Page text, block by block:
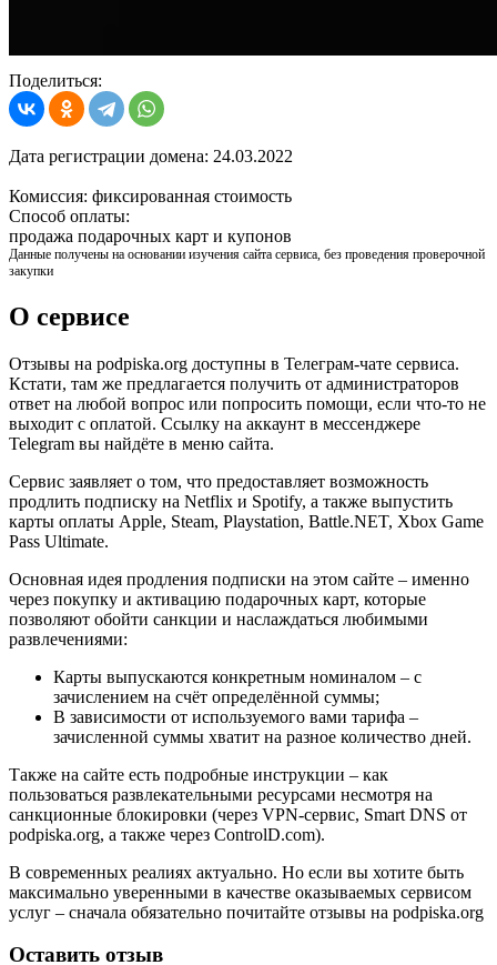
Поделиться:
Дата регистрации домена: 24.03.2022
Комиссия: фиксированная стоимость
Способ оплаты:
продажа подарочных карт и купонов
Данные получены на основании изучения сайта сервиса, без проведения проверочной
закупки
О сервисе
Отзывы на podpiska.org доступны в Телеграм-чате сервиса.
Кстати, там же предлагается получить от администраторов
ответ на любой вопрос или попросить помощи, если что-то не
выходит с оплатой. Ссылку на аккаунт в мессенджере
Telegram вы найдёте в меню сайта.
Сервис заявляет о том, что предоставляет возможность
продлить подписку на Netflix и Spotify, а также выпустить
карты оплаты Apple, Steam, Playstation, Battle.NET, Xbox Game
Pass Ultimate.
Основная идея продления подписки на этом сайте – именно
через покупку и активацию подарочных карт, которые
позволяют обойти санкции и наслаждаться любимыми
развлечениями:
Карты выпускаются конкретным номиналом – с
зачислением на счёт определённой суммы;
В зависимости от используемого вами тарифа –
зачисленной суммы хватит на разное количество дней.
Также на сайте есть подробные инструкции – как
пользоваться развлекательными ресурсами несмотря на
санкционные блокировки (через VPN-сервис, Smart DNS от
podpiska.org, а также через ControlD.com).
В современных реалиях актуально. Но если вы хотите быть
максимально уверенными в качестве оказываемых сервисом
услуг – сначала обязательно почитайте отзывы на podpiska.org
Оставить отзыв